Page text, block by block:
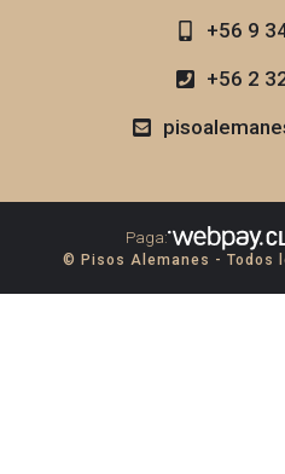
+56 9
+56 2
Paga:
© Pisos Alemanes - Todos